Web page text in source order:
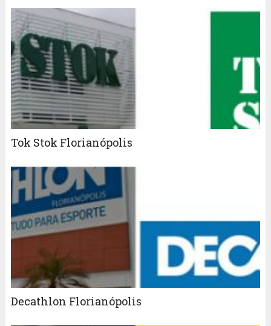
Tok Stok Florianópolis
Decathlon Florianópolis